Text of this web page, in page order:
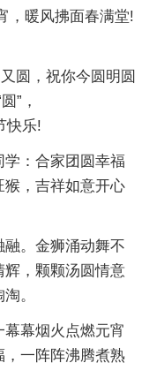
，暖风拂面春满堂!
圆，祝你今圆明圆
”，
快乐!
：合家团圆幸福
，吉祥如意开心
。金狮涌动舞不
，颗颗汤圆情意
。
幕烟火点燃元宵
，一阵阵沸腾煮熟